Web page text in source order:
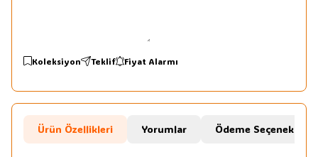
Koleksiyon Teklif Fiyat Alarmı
Ürün Özellikleri Yorumlar Ödeme Seçenekleri